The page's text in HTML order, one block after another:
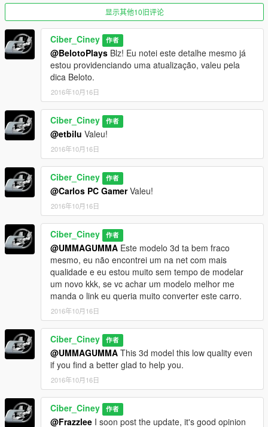
- Correction Polygons
- Adjustments Various textures
------------------------------------------------------------------
Converted and refurbished by: Cyber Modder
Programs used: 3ds max and ZModeler 3
Autor: André e Lucian da Hunter's Brasil Team
Location for installation
x64e.rpf\levels\gta5\vehicles.rpf\
Sign on my channel to download new mods and stay on top of
new releases mods.
https://www.youtube.com/channel/UCMQVlaLbXUwlb8usQM_tb
_g
显示其他10旧评论
Ciber_Ciney 作者
@BelotoPlays Blz! Eu notei este detalhe mesmo já
estou providenciando uma atualização, valeu pela
dica Beloto.
2016年10月16日
Ciber_Ciney 作者
@etbilu Valeu!
2016年10月16日
Ciber_Ciney 作者
@Carlos PC GamerValeu!
2016年10月16日
Ciber_Ciney 作者
@UMMAGUMMA Este modelo 3d ta bem fraco
mesmo, eu não encontrei um na net com mais
qualidade e eu estou muito sem tempo de modelar
um novo kkk, se vc achar um modelo melhor me
manda o link eu queria muito converter este carro.
2016年10月16日
Ciber_Ciney 作者
@UMMAGUMMA This 3d model this low quality even
if you find a better glad to help you.
2016年10月16日
Ciber_Ciney 作者
@Frazzlee I soon post the update, it's good opinion